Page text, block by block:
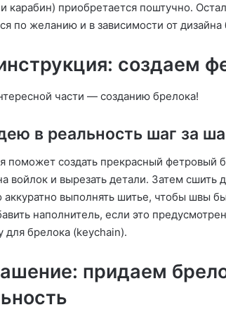
карабин) приобретается поштучно․
по желанию и в зависимости от дизайна
создаем
части — созданию брелока!
в реальность шаг за
поможет создать прекрасный фетровый
войлок и вырезать детали․ Затем сшить
аккуратно выполнять шитье, чтобы швы
наполнитель, если это
для брелока (keychain)․
придаем